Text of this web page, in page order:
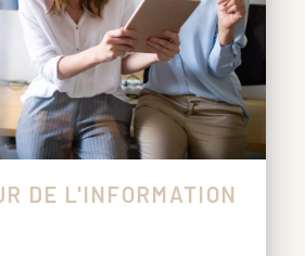
DE L'INFORMATION